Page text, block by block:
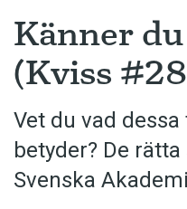
Hem
Artiklar
Krönikor
Språkfrågor
Skrivtips
Känner
(Kviss
Vet du vad
betyder? De
Svenska